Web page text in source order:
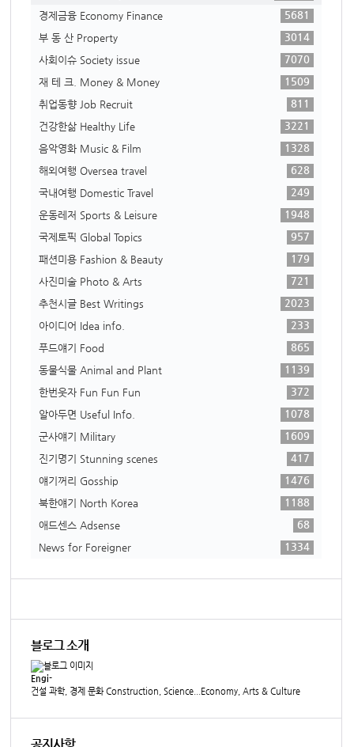
경제금융 Economy Finance
5681
부 동 산 Property
3014
사회이슈 Society issue
7070
재 테 크. Money & Money
1509
취업동향 Job Recruit
811
건강한삶 Healthy Life
3221
음악영화 Music & Film
1328
해외여행 Oversea travel
628
국내여행 Domestic Travel
249
운동레저 Sports & Leisure
1948
국제토픽 Global Topics
957
패션미용 Fashion & Beauty
179
사진미술 Photo & Arts
721
추천시글 Best Writings
2023
아이디어 Idea info.
233
푸드얘기 Food
865
동물식물 Animal and Plant
1139
한번웃자 Fun Fun Fun
372
알아두면 Useful Info.
1078
군사얘기 Military
1609
진기명기 Stunning scenes
417
얘기꺼리 Gosship
1476
북한얘기 North Korea
1188
애드센스 Adsense
68
News for Foreigner
1334
블로그 소개
Engi-
건설 과학, 경제 문화 Construction, Science...Economy, Arts & Culture